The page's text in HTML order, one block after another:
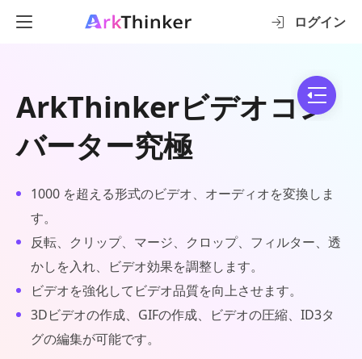
ログイン
ArkThinkerビデオコン
バーター究極
1000 を超える形式のビデオ、オーディオを変換しま
す。
反転、クリップ、マージ、クロップ、フィルター、透
かしを入れ、ビデオ効果を調整します。
ビデオを強化してビデオ品質を向上させます。
3Dビデオの作成、GIFの作成、ビデオの圧縮、ID3タ
グの編集が可能です。